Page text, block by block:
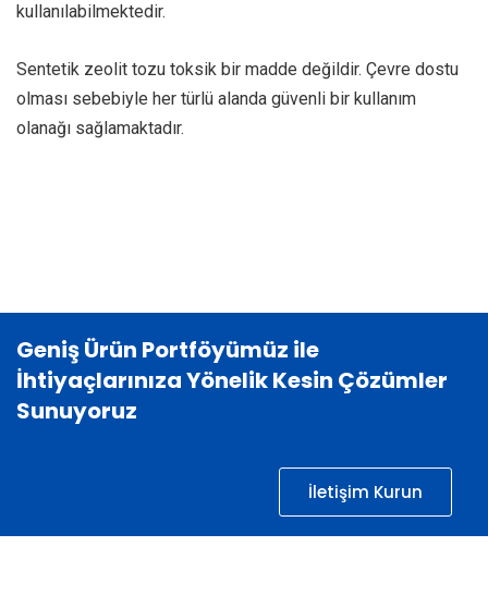
kullanılabilmektedir.
Sentetik zeolit tozu toksik bir madde değildir. Çevre dostu
olması sebebiyle her türlü alanda güvenli bir kullanım
olanağı sağlamaktadır.
Geniş Ürün Portföyümüz ile
İhtiyaçlarınıza Yönelik Kesin Çözümler
Sunuyoruz
İletişim Kurun